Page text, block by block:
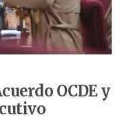
OCDE y